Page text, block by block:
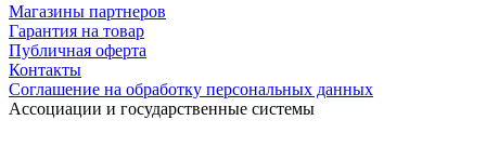
Магазины партнеров
Гарантия на товар
Публичная оферта
Контакты
Соглашение на обработку персональных данных
Ассоциации и государственные системы